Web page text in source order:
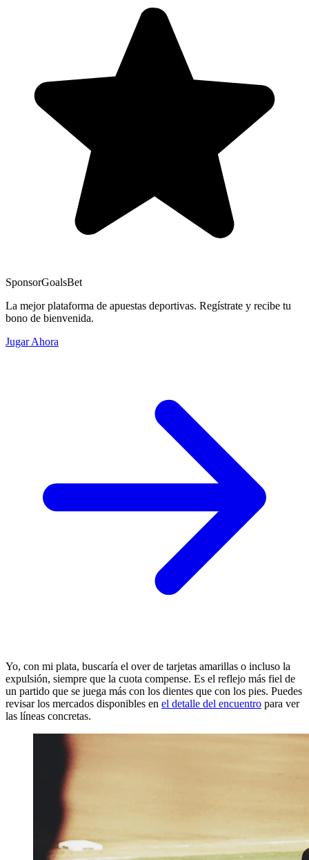
SponsorGoalsBet
La mejor plataforma de apuestas deportivas. Regístrate y recibe tu
bono de bienvenida.
Jugar Ahora
Yo, con mi plata, buscaría el over de tarjetas amarillas o incluso la
expulsión, siempre que la cuota compense. Es el reflejo más fiel de
un partido que se juega más con los dientes que con los pies. Puedes
revisar los mercados disponibles en el detalle del encuentro para ver
las líneas concretas.